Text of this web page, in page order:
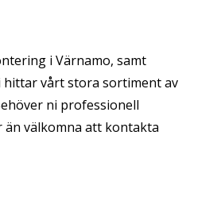
i Värnamo, samt
hittar vårt stora sortiment av
ni professionell
välkomna att kontakta